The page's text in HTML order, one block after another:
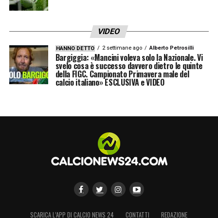
VIDEO
HANNO DETTO 2 settimane ago Alberto Petrosilli
Bargiggia: «Mancini voleva solo la Nazionale. Vi
svelo cosa è successo davvero dietro le quinte
della FIGC. Campionato Primavera male del
calcio italiano» ESCLUSIVA e VIDEO
SCARICA L’APP DI CALCIO NEWS 24 CONTATTI REDAZIONE